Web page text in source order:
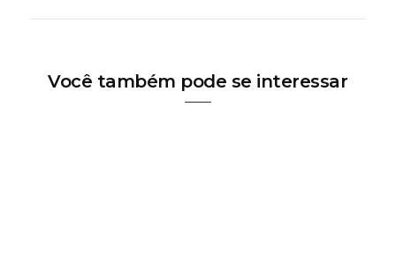
Você também pode se interessar